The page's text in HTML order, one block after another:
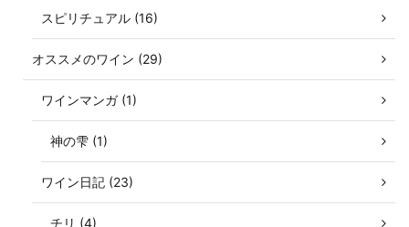
スピリチュアル (16)
オススメのワイン (29)
ワインマンガ (1)
神の雫 (1)
ワイン日記 (23)
チリ (4)